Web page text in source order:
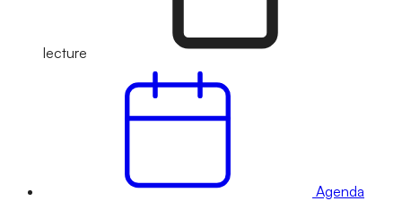
lecture
Agenda